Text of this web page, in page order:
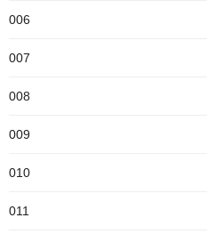
006
007
008
009
010
011